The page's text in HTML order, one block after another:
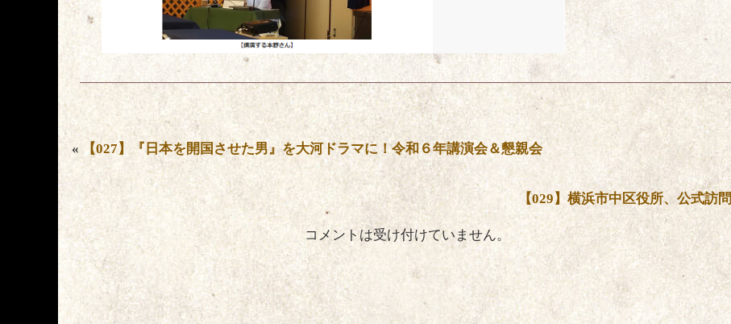
« 【027】『日本を開国させた男』を大河ドラマに！令和６年講演会＆懇親会
【029】横浜市中区役所、公式訪問
コメントは受け付けていません。